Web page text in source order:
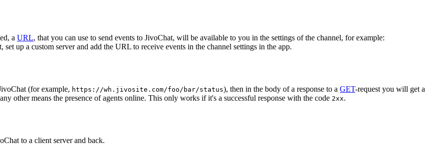
a URL, that you can use to send events to JivoChat, will be available to you in the settings of the channel, for example:
set up a custom server and add the URL to receive events in the channel settings in the app.
(for example, https://wh.jivosite.com/foo/bar/status), then in the body of a response to a GET-request you will get a
other means the presence of agents online. This only works if it's a successful response with the code 2xx.
to a client server and back.